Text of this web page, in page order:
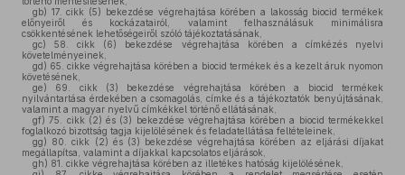
gb) 17. cikk (5) bekezdése végrehajtása körében a lakosság biocid termékek
előnyeiről és kockázatairól, valamint felhasználásuk minimálisra
csökkentésének lehetőségeiről szóló tájékoztatásának,
gc) 58. cikk (6) bekezdése végrehajtása körében a címkézés nyelvi
követelményeinek,
gd) 65. cikke végrehajtása körében a biocid termékek és a kezelt áruk nyomon
követésének,
ge) 69. cikk (3) bekezdése végrehajtása körében a biocid termékek
nyilvántartása érdekében a csomagolás, címke és a tájékoztatók benyújtásának,
valamint a magyar nyelvű címkékkel történő ellátásának,
gf) 75. cikk (2) és (3) bekezdése végrehajtása körében a biocid termékekkel
foglalkozó bizottság tagja kijelölésének és feladatellátása feltételeinek,
gg) 80. cikk (2) és (3) bekezdése végrehajtása körében az eljárási díjakat
megállapítsa, valamint a díjakkal kapcsolatos eljárások,
gh) 81. cikke végrehajtása körében az illetékes hatóság kijelölésének,